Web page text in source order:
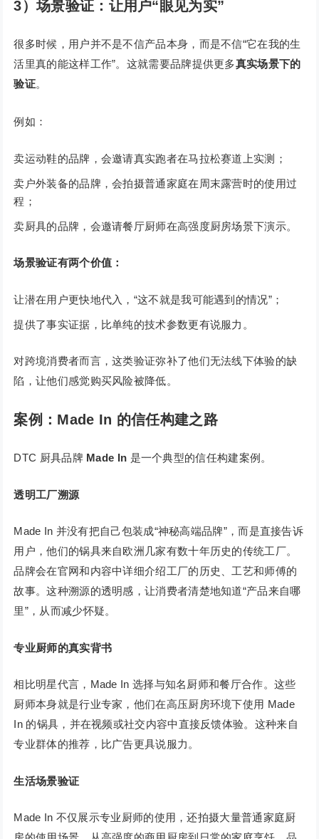
3）场景验证：让用户“眼见为实”
很多时候，用户并不是不信产品本身，而是不信“它在我的生
活里真的能这样工作”。这就需要品牌提供更多真实场景下的
验证。
例如：
卖运动鞋的品牌，会邀请真实跑者在马拉松赛道上实测；
卖户外装备的品牌，会拍摄普通家庭在周末露营时的使用过
程；
卖厨具的品牌，会邀请餐厅厨师在高强度厨房场景下演示。
场景验证有两个价值：
让潜在用户更快地代入，“这不就是我可能遇到的情况”；
提供了事实证据，比单纯的技术参数更有说服力。
对跨境消费者而言，这类验证弥补了他们无法线下体验的缺
陷，让他们感觉购买风险被降低。
案例：Made In 的信任构建之路
DTC 厨具品牌 Made In 是一个典型的信任构建案例。
透明工厂溯源
Made In 并没有把自己包装成“神秘高端品牌”，而是直接告诉
用户，他们的锅具来自欧洲几家有数十年历史的传统工厂。
品牌会在官网和内容中详细介绍工厂的历史、工艺和师傅的
故事。这种溯源的透明感，让消费者清楚地知道“产品来自哪
里”，从而减少怀疑。
专业厨师的真实背书
相比明星代言，Made In 选择与知名厨师和餐厅合作。这些
厨师本身就是行业专家，他们在高压厨房环境下使用 Made
In 的锅具，并在视频或社交内容中直接反馈体验。这种来自
专业群体的推荐，比广告更具说服力。
生活场景验证
Made In 不仅展示专业厨师的使用，还拍摄大量普通家庭厨